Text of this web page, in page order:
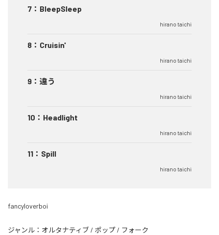
7 ： BleepSleep
hirano taichi
8 ： Cruisin'
hirano taichi
9 ： 違う
hirano taichi
10 ： Headlight
hirano taichi
11 ： Spill
hirano taichi
fancyloverboi
ジャンル： オルタナティブ / ポップ / フォーク